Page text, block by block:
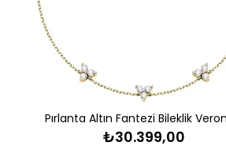
Pırlanta Altın Fantezi Bileklik
₺30.399,00